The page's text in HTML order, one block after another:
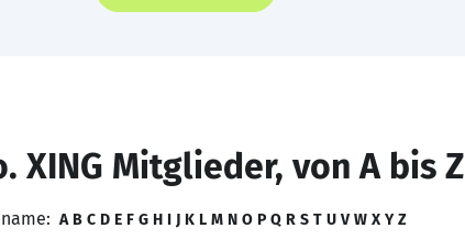
XING Mitglieder, von A bis Z
A B C D E F G H I J K L M N O P Q R S T U V W X Y Z